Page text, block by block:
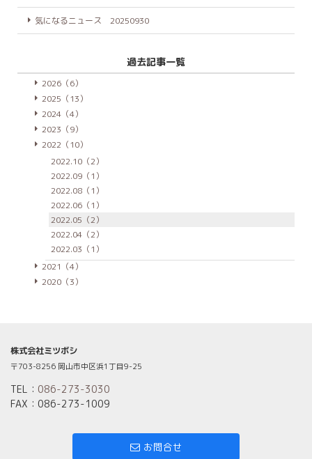
気になるニュース 20250930
過去記事一覧
2026（6）
2025（13）
2024（4）
2023（9）
2022（10）
2022.10（2）
2022.09（1）
2022.08（1）
2022.06（1）
2022.05（2）
2022.04（2）
2022.03（1）
2021（4）
2020（3）
株式会社ミツボシ
〒703-8256 岡山市中区浜1丁目9-25
TEL： 086-273-3030
FAX：086-273-1009
お問合せ